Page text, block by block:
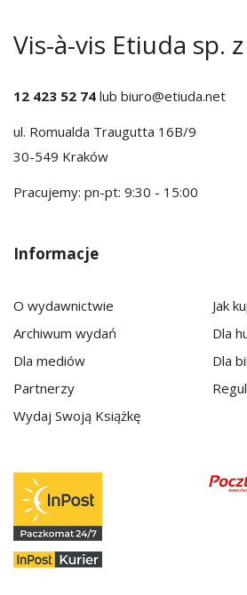
Vis-à-vis Etiuda sp.
12 423 52 74 lub biuro@etiuda.net
ul. Romualda Traugutta 16B/9
30-549 Kraków
Pracujemy: pn-pt: 9:30 - 15:00
Informacje
O wydawnictwie
Archiwum wydań
Dla mediów
Partnerzy
Wydaj Swoją Książkę
Jak
Dla
Dla